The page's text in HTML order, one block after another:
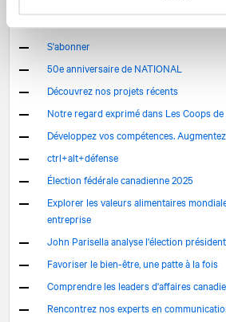
S'abonner
50e anniversaire de NATIONAL
Découvrez nos projets récents
Notre regard exprimé dans Les Coops
Développez vos compétences.
ctrl+alt+défense
Élection fédérale canadienne 2025
Explorer les valeurs alimentaires
entreprise​
John Parisella analyse l'élection
Favoriser le bien-être, une patte à la fois
Comprendre les leaders d'affaires
Rencontrez nos experts en